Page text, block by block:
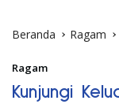
Beranda Ragam
Ragam
Kunjungi